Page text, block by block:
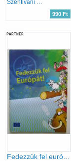
Szentiváni Mihály
990 Ft
PARTNER